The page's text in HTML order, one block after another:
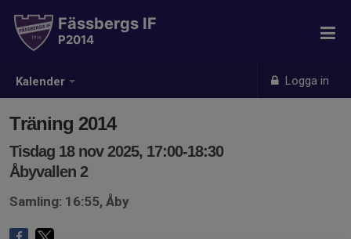
Kalender Logga in
Fässbergs IF
P2014
Träning 2014
Tisdag 18 nov 2025, 17:00-18:30
Åbyvallen 2
Samling: 16:55, Åby